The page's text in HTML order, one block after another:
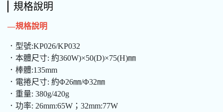
規格說明
—規格說明
．型號:KP026/KP032
．本體尺寸: 約360W)×50(D)×75(H)㎜
．棒體:135mm
．電捲尺寸: 約Φ26㎜/Φ32㎜
．重量: 380g/420g
．功率: 26mm:65W；32mm:77W